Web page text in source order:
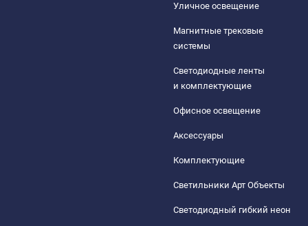
Уличное освещение
Магнитные трековые
системы
Светодиодные ленты
и комплектующие
Офисное освещение
Аксессуары
Комплектующие
Светильники Арт Объекты
Светодиодный гибкий неон